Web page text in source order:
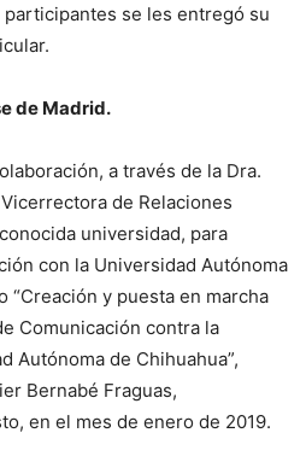
se les entregó su
.
de Madrid.
a través de la Dra.
de Relaciones
universidad, para
con la Universidad Autónoma
“Creación y puesta en marcha
Comunicación contra la
Autónoma de Chihuahua”,
Bernabé Fraguas,
en el mes de enero de 2019.